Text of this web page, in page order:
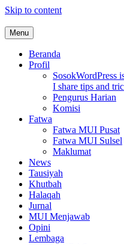
Skip to content
MUI Sulawesi Selatan
Khadimul Ummah wa Shadiqul
Menu
Beranda
Profil
SosokWordPress
I share tips and
Pengurus Harian
Komisi
Fatwa
Fatwa MUI Pusat
Fatwa MUI Sulsel
Maklumat
News
Tausiyah
Khutbah
Halaqah
Jurnal
MUI Menjawab
Opini
Lembaga